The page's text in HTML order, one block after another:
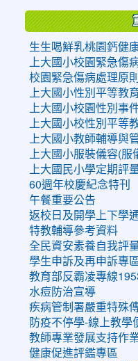
生生喝鮮乳桃園鈣健
上大國小校園緊急傷
校園緊急傷病處理原則
上大國小性別平等教
上大國小校園性別事
上大國小校性別平等
上大國小教師輔導與
上大國小服裝儀容(服
上大國民小學定期評
60週年校慶紀念特刊
午餐重要公告
返校日及開學上下學
特教輔導參考資料
全民資安素養自我評
學生申訴及再申訴專區
教育部反霸凌專線
水痘防治宣導
疾病管制署嚴重特殊
防疫不停學-線上教學
教師專業發展支持作
健康促進評鑑專區